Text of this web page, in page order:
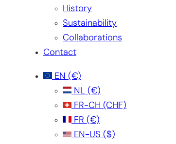
History
Sustainability
Collaborations
Contact
EN (€)
NL (€)
FR-CH (CHF)
FR (€)
EN-US ($)